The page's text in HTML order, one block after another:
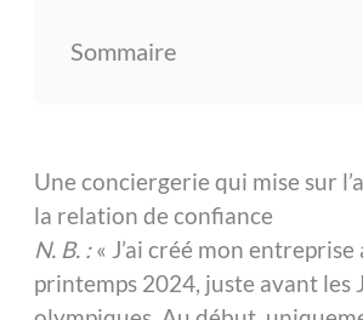
Sommaire
Une conciergerie qui mise sur
la relation de confiance
N. B. :« J’ai créé mon entreprise
printemps 2024, juste avant les